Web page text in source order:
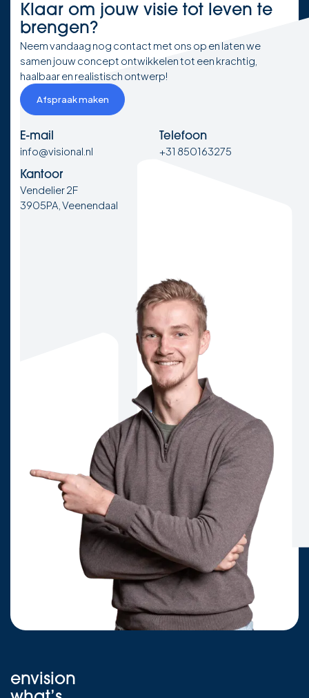
Klaar om jouw visie tot leven te
brengen?
Neem vandaag nog contact met ons op en laten we
samen jouw concept ontwikkelen tot een krachtig,
haalbaar en realistisch ontwerp!
Afspraak maken
E-mail
info@visional.nl
Telefoon
+31 850163275
Kantoor
Vendelier 2F
3905PA, Veenendaal
envision